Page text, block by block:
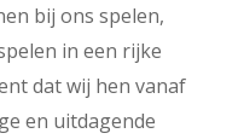
bij ons spelen,
in een rijke
dat wij hen vanaf
en uitdagende